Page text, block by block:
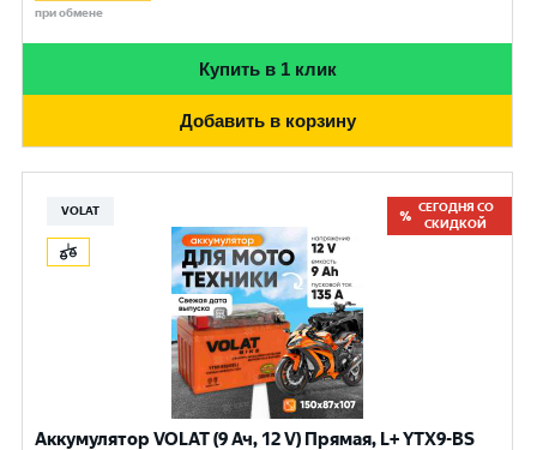
при обмене
Купить в 1 клик
Добавить в корзину
VOLAT
СЕГОДНЯ СО
СКИДКОЙ
Аккумулятор VOLAT (9 Ач, 12 V) Прямая, L+ YTX9-BS